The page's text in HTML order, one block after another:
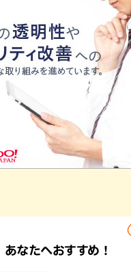
あなたへおすすめ！